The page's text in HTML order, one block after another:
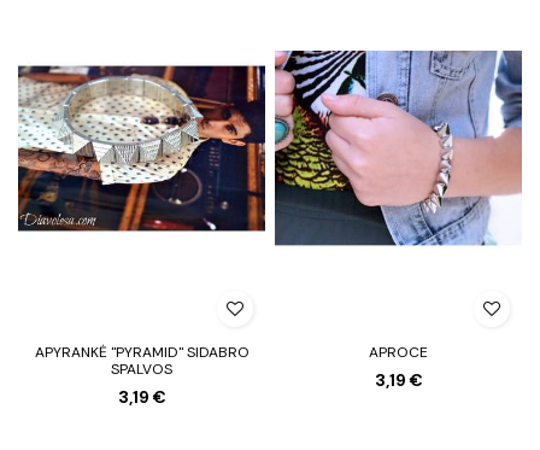
APYRANKĖ "PYRAMID" SIDABRO
SPALVOS
3,19 €
APROCE
3,19 €